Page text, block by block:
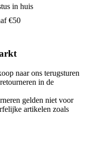
in huis
€50
naar ons terugsturen
retourneren in de
gelden niet voor
artikelen zoals